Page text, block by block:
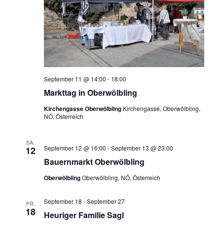
Markttag in Oberwölbling
September 11 @ 14:00 - 18:00
Kirchengasse Oberwölbling Kirchengasse, Oberwölbling,
NÖ, Österreich
SA.
12
Bauernmarkt Oberwölbling
September 12 @ 16:00 -September 13 @ 23:00
OberwölblingOberwölbling, NÖ, Österreich
FR.
18 Heuriger Familie Sagl
September 18 -September 27